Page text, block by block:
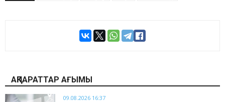
АҚПАРАТТАР АҒЫМЫ
09.08.2026 16:37